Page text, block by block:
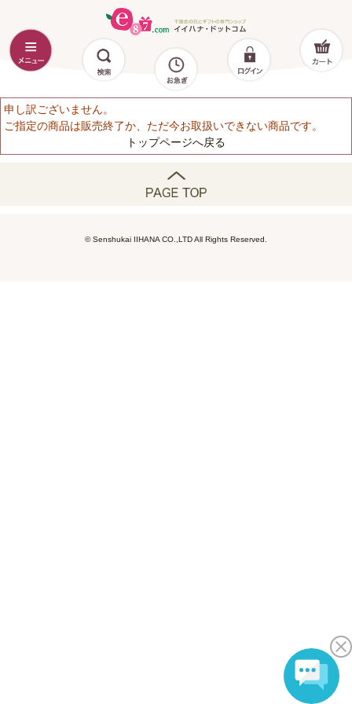
申し訳ございません。
ご指定の商品は販売終了か、ただ今お取扱いできない商品です。
トップページへ戻る
© Senshukai IIHANA CO.,LTD All Rights Reserved.